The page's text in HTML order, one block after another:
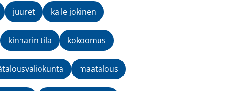
juuret kalle jokinen
kinnarin tila kokoomus
maatalous